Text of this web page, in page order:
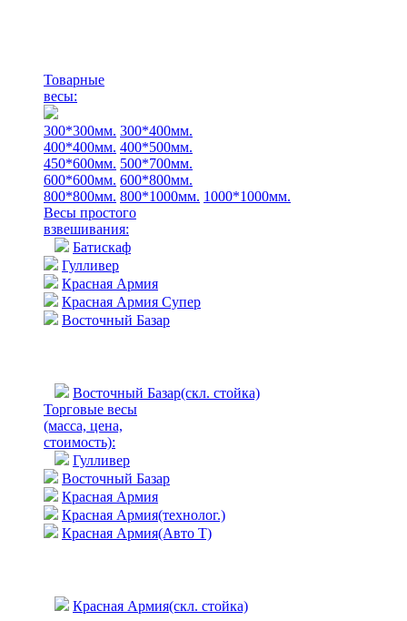
Товарные
весы:
300*300мм. 300*400мм.
400*400мм. 400*500мм.
450*600мм. 500*700мм.
600*600мм. 600*800мм.
800*800мм. 800*1000мм. 1000*1000мм.
Весы простого
взвешивания:
Батискаф
Гулливер
Красная Армия
Красная Армия Супер
Восточный Базар
Восточный Базар(скл. стойка)
Торговые весы
(масса, цена,
стоимость):
Гулливер
Восточный Базар
Красная Армия
Красная Армия(технолог.)
Красная Армия(Авто Т)
Красная Армия(скл. стойка)